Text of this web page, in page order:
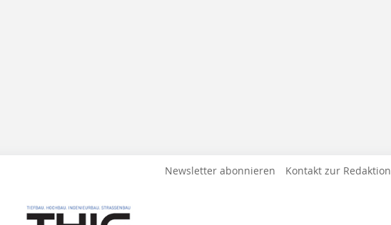
Newsletter abonnieren Kontakt zur Redaktion